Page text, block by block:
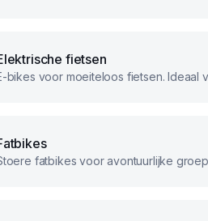
fietsen